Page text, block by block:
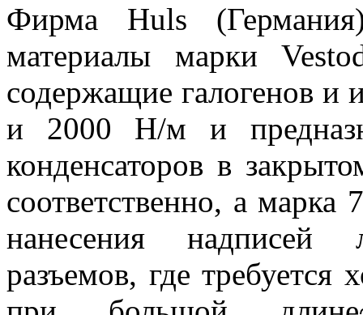
Фирма Huls
материалы марки
содержащие галогенов
и 2000 Н/м и
конденсаторов в
соответственно, а марка
нанесения надписей
разъемов, где требуется